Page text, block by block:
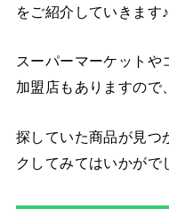
をご紹介していきます♪
スーパーマーケットや
加盟店もありますので
探していた商品が見つ
クしてみてはいかがで